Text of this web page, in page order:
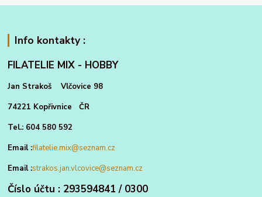
Info kontakty :
FILATELIE MIX - HOBBY
Jan Strakoš Vlčovice 98
74221 Kopřivnice ČR
Tel.: 604 580 592
Email :filatelie.mix@seznam.cz
Email :strakos.jan.vlcovice@seznam.cz
Číslo účtu : 293594841 / 0300